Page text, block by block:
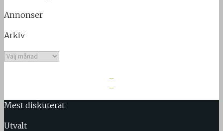
Annonser
Arkiv
Arkiv
Mest diskuterat
Utvalt